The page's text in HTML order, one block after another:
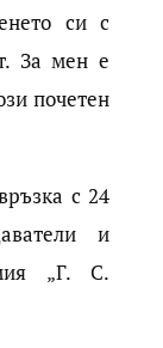
си с
За мен е
почетен
с 24
и
„Г. С.